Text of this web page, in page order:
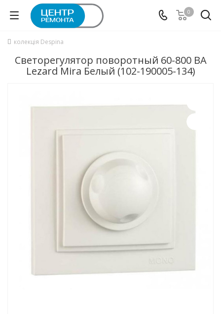
0
колекція Despina
Светорегулятор поворотный 60-800 ВА
Lezard Mira Белый (102-190005-134)